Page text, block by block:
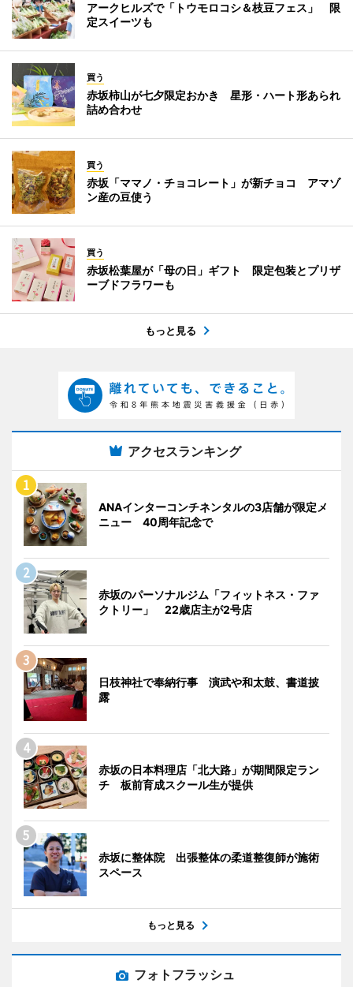
アークヒルズで「トウモロコシ＆枝豆フェス」 限
定スイーツも
買う
赤坂柿山が七夕限定おかき 星形・ハート形あられ
詰め合わせ
買う
赤坂「ママノ・チョコレート」が新チョコ アマゾ
ン産の豆使う
買う
赤坂松葉屋が「母の日」ギフト 限定包装とプリザ
ーブドフラワーも
もっと見る
アクセスランキング
ANAインターコンチネンタルの3店舗が限定メ
ニュー 40周年記念で
赤坂のパーソナルジム「フィットネス・ファ
クトリー」 22歳店主が2号店
日枝神社で奉納行事 演武や和太鼓、書道披
露
赤坂の日本料理店「北大路」が期間限定ラン
チ 板前育成スクール生が提供
赤坂に整体院 出張整体の柔道整復師が施術
スペース
もっと見る
フォトフラッシュ